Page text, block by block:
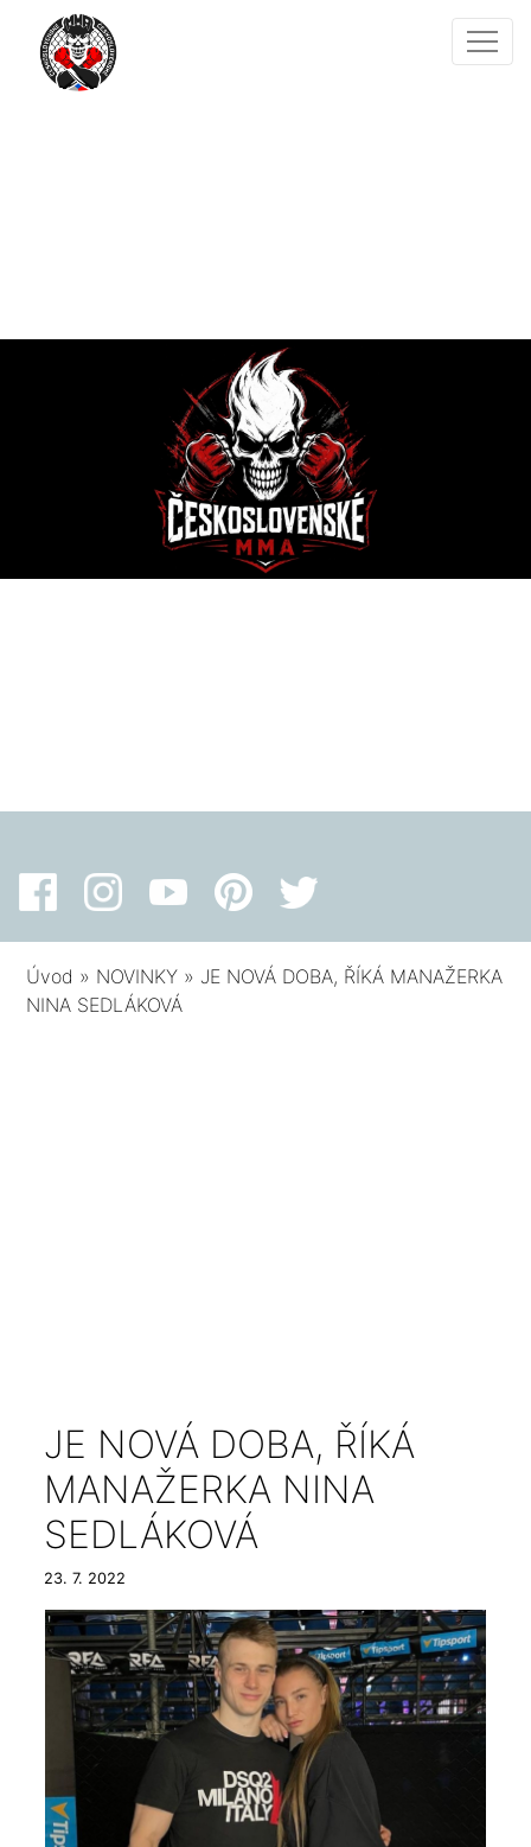
Úvod » NOVINKY » JE NOVÁ DOBA, ŘÍKÁ MANAŽERKA
NINA SEDLÁKOVÁ
JE NOVÁ DOBA, ŘÍKÁ
MANAŽERKA NINA
SEDLÁKOVÁ
23. 7. 2022